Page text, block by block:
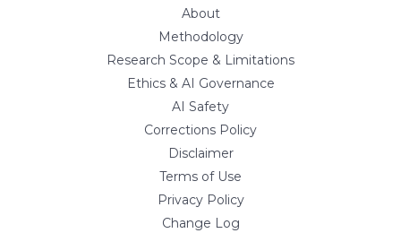
About
Methodology
Research Scope & Limitations
Ethics & AI Governance
AI Safety
Corrections Policy
Disclaimer
Terms of Use
Privacy Policy
Change Log